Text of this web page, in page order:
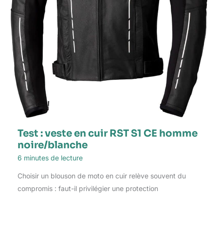
Test : veste en cuir RST S1 CE homme
noire/blanche
6 minutes de lecture
Choisir un blouson de moto en cuir relève souvent du
compromis : faut-il privilégier une protection